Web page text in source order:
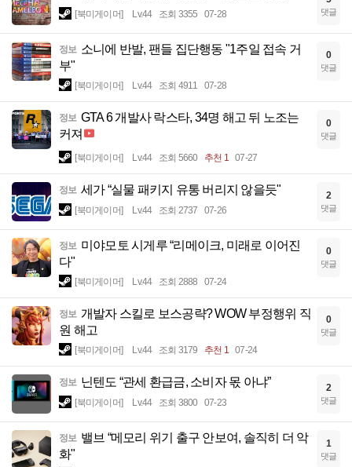
[북미게이머] Lv.44 조회 3355 07-28 댓글
정보 소니에 반발, 팬들 집단행동 "1주일 접속 거
부"
[북미게이머] Lv.44 조회 4911 07-28
0
댓글
정보 GTA 6 개발사 락스타, 34명 해고 뒤 노조는
커져
[북미게이머] Lv.44 조회 5660 추천 1 07-27
0
댓글
정보 세가 “실물 패키지 유통 버리지 않을듯"
[북미게이머] Lv.44 조회 2737 07-26
2
댓글
정보 미야모토 시게루 “리메이크, 미래로 이어진
다"
[북미게이머] Lv.44 조회 2888 07-24
0
댓글
정보 개발자 스킬로 보스공략? WOW 부정행위 직
원 해고
[북미게이머] Lv.44 조회 3179 추천 1 07-24
0
댓글
정보 닌텐도 “관세 환급금, 소비자 몫 아냐”
[북미게이머] Lv.44 조회 3800 07-23
2
댓글
정보 밸브 “메모리 위기 출구 안보여, 솔직히 더 악
화"
1
댓글